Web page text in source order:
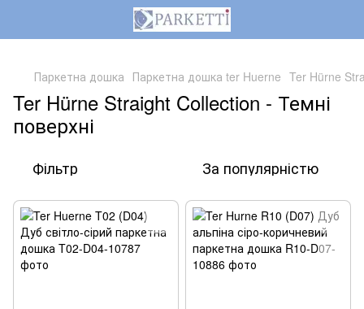
Паркетна дошка Паркетна дошка ter Huerne Ter Hürne
Ter Hürne Straight Collection - Темні
поверхні
Фільтр За популярністю